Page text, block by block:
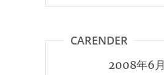
CARENDER
2008年6月